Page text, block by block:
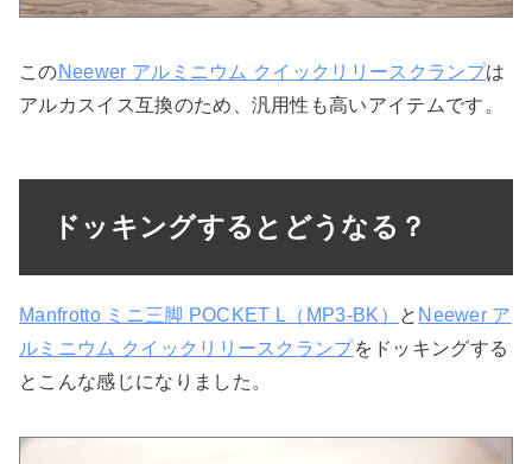
このNeewer アルミニウム クイックリリースクランプは
アルカスイス互換のため、汎用性も高いアイテムです。
ドッキングするとどうなる？
Manfrotto ミニ三脚 POCKET L（MP3-BK） と Neewer ア
ルミニウム クイックリリースクランプをドッキングする
とこんな感じになりました。